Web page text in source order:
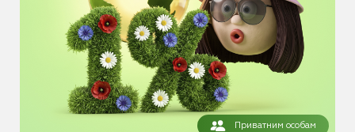
Приватним особам